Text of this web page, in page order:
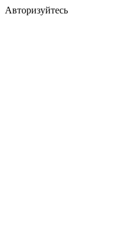
Авторизуйтесь